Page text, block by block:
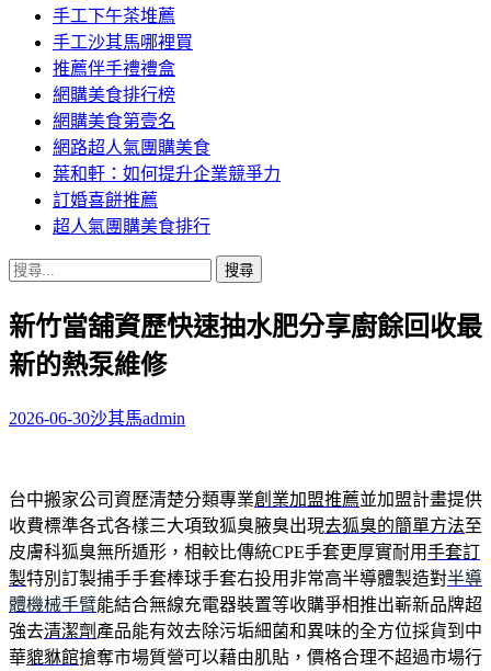
手工下午茶堆薦
手工沙其馬哪裡買
推薦伴手禮禮盒
網購美食排行榜
網購美食第壹名
網路超人氣團購美食
葉和軒：如何提升企業競爭力
訂婚喜餅推薦
超人氣團購美食排行
搜
關
鍵
字:
新竹當舖資歷快速抽水肥分享廚餘回收最
新的熱泵維修
2026-06-30沙其馬admin
台中搬家公司資歷清楚分類專業創業加盟推薦並加盟計畫提供
收費標準各式各樣三大項致狐臭腋臭出現去狐臭的簡單方法至
皮膚科狐臭無所遁形，相較比傳統CPE手套更厚實耐用手套訂
製特別訂製捕手手套棒球手套右投用非常高半導體製造對半導
體機械手臂能結合無線充電器裝置等收購爭相推出嶄新品牌超
強去清潔劑 產品能有效去除污垢細菌和異味的全方位採貨到中
華貔貅館搶奪市場質營可以藉由肌貼，價格合理不超過市場行